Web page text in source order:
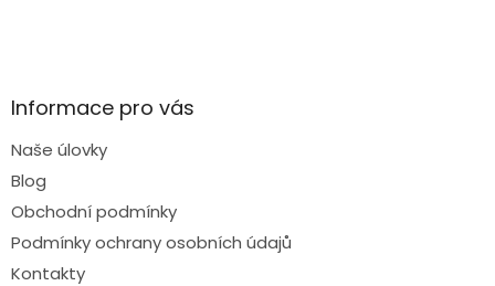
Informace pro vás
Naše úlovky
Blog
Obchodní podmínky
Podmínky ochrany osobních údajů
Kontakty